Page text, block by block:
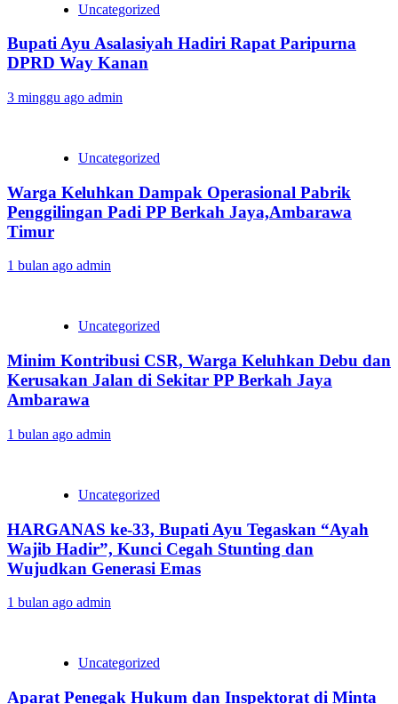
Uncategorized
Bupati Ayu Asalasiyah Hadiri Rapat Paripurna
DPRD Way Kanan
3 minggu ago admin
Uncategorized
Warga Keluhkan Dampak Operasional Pabrik
Penggilingan Padi PP Berkah Jaya,‎Ambarawa
Timur
1 bulan ago admin
Uncategorized
Minim Kontribusi CSR, Warga Keluhkan Debu dan
Kerusakan Jalan di Sekitar PP Berkah Jaya
Ambarawa‎
1 bulan ago admin
Uncategorized
HARGANAS ke-33, Bupati Ayu Tegaskan “Ayah
Wajib Hadir”, Kunci Cegah Stunting dan
Wujudkan Generasi Emas
1 bulan ago admin
Uncategorized
Aparat Penegak Hukum dan Inspektorat di Minta